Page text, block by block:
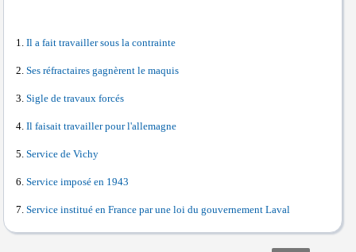
Il a fait travailler sous la contrainte
Ses réfractaires gagnèrent le maquis
Sigle de travaux forcés
Il faisait travailler pour l'allemagne
Service de Vichy
Service imposé en 1943
Service institué en France par une loi du gouvernement Laval